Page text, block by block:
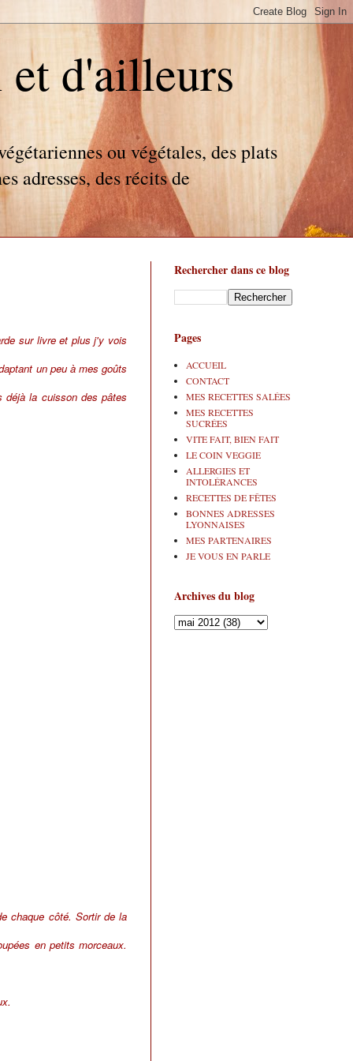
d'ailleurs
ou végétales, des plats
adresses, des récits de
sur livre et plus j'y vois
un peu à mes goûts
déjà la cuisson des pâtes
chaque côté. Sortir de la
en petits morceaux.
Rechercher dans ce blog
Pages
ACCUEIL
CONTACT
MES RECETTES SALÉES
MES RECETTES
SUCRÉES
VITE FAIT, BIEN FAIT
LE COIN VEGGIE
ALLERGIES ET
INTOLÉRANCES
RECETTES DE FÊTES
BONNES ADRESSES
LYONNAISES
MES PARTENAIRES
JE VOUS EN PARLE
Archives du blog